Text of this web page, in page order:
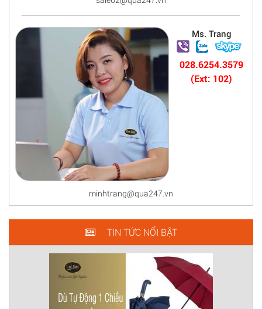
Ms. Trang
028.6254.3579
(Ext: 102)
minhtrang@qua247.vn
TIN TỨC NỔI BẬT